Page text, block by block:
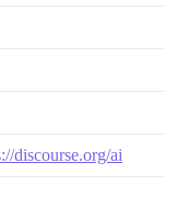
discourse.org/ai